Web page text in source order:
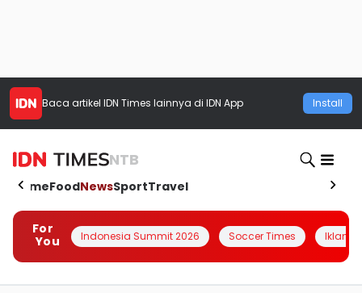
Baca artikel IDN Times lainnya di IDN App Install
NTB
HomeFoodNewsSportTravel
For
You
Indonesia Summit 2026 Soccer Times Iklanin